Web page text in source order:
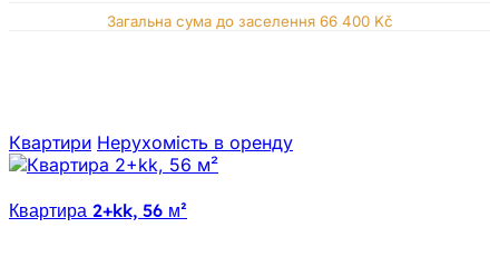
Загальна сума до заселення 66 400 Kč
Квартири Нерухомiсть в оренду
Квартира 2+kk, 56 м²